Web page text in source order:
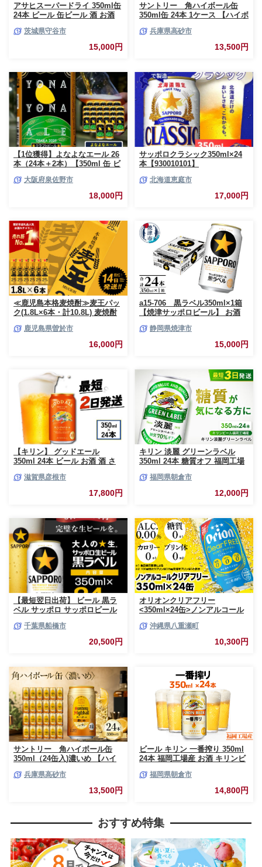
アサヒスーパードライ 350ml缶
24本 ビール 缶ビール 酒 お酒
茨城県守谷市
15,000円
サントリー 角ハイボール缶
350ml缶 24本 1ケース 【ハイボ
県 高砂市 ふるさと納税】
兵庫県高砂市
13,500円
【1位獲得】よなよなエール 26
本（24本＋2本）【350ml 缶 ビ
み比べ 晩酌 高評価 家計応援 特
別規格 ヤッホーブルーイング
スピード発送】 G3897-1
大阪府泉佐野市
18,000円
サッポロクラシック350ml×24
本【930010101】
北海道恵庭市
17,000円
≪鹿児島本格麦焼酎≫麦王パッ
ク(1.8L×6本・計10.8L) 麦焼酎
v02鹿児島県曽於市
16,000円
a15-706 黒ラベル350ml×1箱
【焼津サッポロビール】 お酒
ッポロ サッポロビール 黒ラベ
静岡県焼津市
15,000円
【キリン】 グッドエール
350ml 24本 ビール お酒 酒 さ
芽 ホップ 麦酒 Beer 缶ビール
350ml 24缶 キリンビール アル
滋賀県彦根市
17,800円
キリン 淡麗 グリーンラベル
350ml 24本 糖質オフ 福岡工場
泡酒 送料無料 ギフト 内祝い ケ
福岡県朝倉市
12,000円
【最短翌日出荷】 ビール 黒ラ
ベル サッポロ サッポロビール
箱 おすすめ 人気 ギフト 贈答
千葉県船橋市
20,500円
オリオンクリアフリー
<350ml×24缶>ノンアルコール
ン クリア フリー プリン体ゼロ
糖質ゼロ カロリーゼロ 爽快な
うまさ 炭酸 350ml 24缶 スッキ
沖縄県八重瀬町
10,300円
サントリー 角ハイボール缶
350ml（24缶入)濃いめ 【ハイ
庫県 高砂市 ふるさと納税】
兵庫県高砂市
13,500円
ビール キリン 一番搾り 350ml
24本 福岡工場産 お酒 キリンビ
内祝い ケース 一番搾り麦汁 麦
100％ すみきった味わい
福岡県朝倉市
14,800円
おすすめ特集